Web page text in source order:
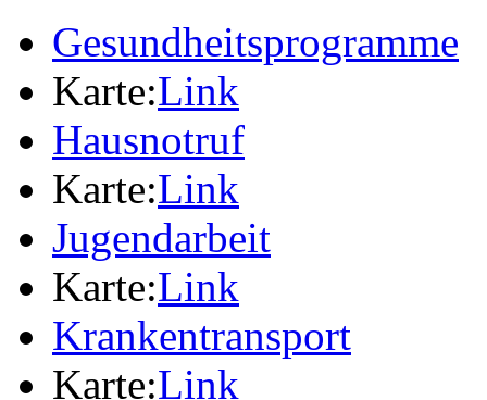
Gesundheitsprogramme
Karte:Link
Hausnotruf
Karte:Link
Jugendarbeit
Karte:Link
Krankentransport
Karte:Link